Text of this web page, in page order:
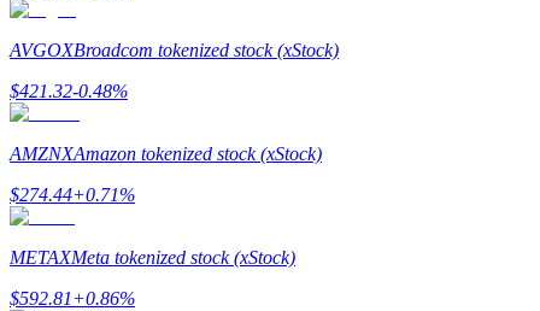
BTC 專享獎勵
AVGOXBroadcom tokenized stock (xStock)
$421.32-0.48%
AMZNXAmazon tokenized stock (xStock)
$274.44+0.71%
METAXMeta tokenized stock (xStock)
$592.81+0.86%